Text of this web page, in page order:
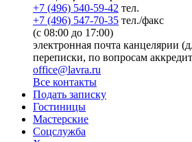
+7 (496) 540-59-42 тел.
+7 (496) 547-70-35 тел./факс
(с 08:00 до 17:00)
электронная почта канцелярии
переписки, по вопросам
office@lavra.ru
Все контакты
Подать записку
Гостиницы
Мастерские
Соцслужба